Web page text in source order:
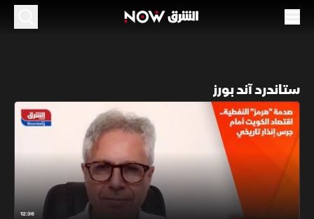
ستاندرد آند بورز
12:36